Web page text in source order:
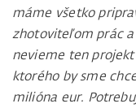
máme všetko
zhotoviteľom prác
nevieme ten
ktorého by sme
milióna eur.